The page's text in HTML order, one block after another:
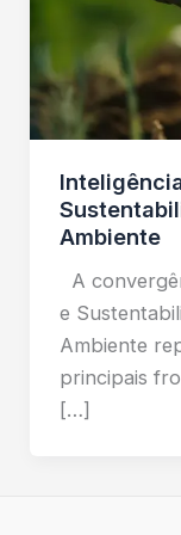
Ambiente
A
e
Ambiente
principais
[…]